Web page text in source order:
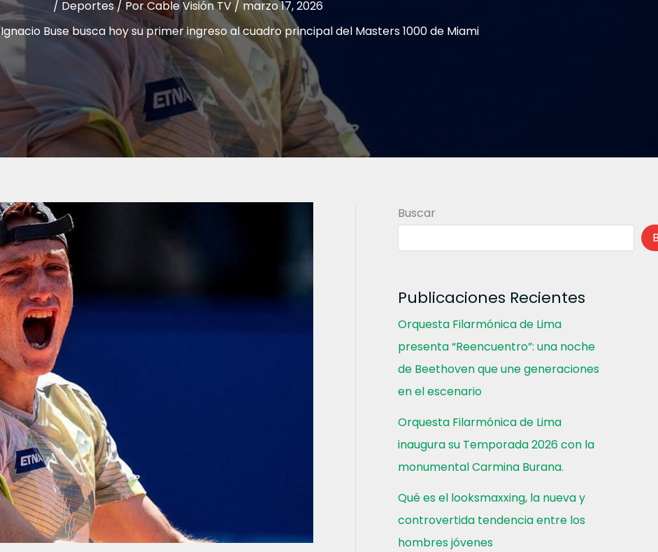
/ Deportes/ PorCable Visión TV / marzo 17, 2026
Ignacio Buse busca hoy su primer ingreso al cuadro principal del Masters 1000 de Miami
Buscar
Publicaciones Recientes
Orquesta Filarmónica de Lima
presenta “Reencuentro”: una noche
de Beethoven que une generaciones
en el escenario
Orquesta Filarmónica de Lima
inaugura su Temporada 2026 con la
monumental Carmina Burana.
Qué es el looksmaxxing, la nueva y
controvertida tendencia entre los
hombres jóvenes